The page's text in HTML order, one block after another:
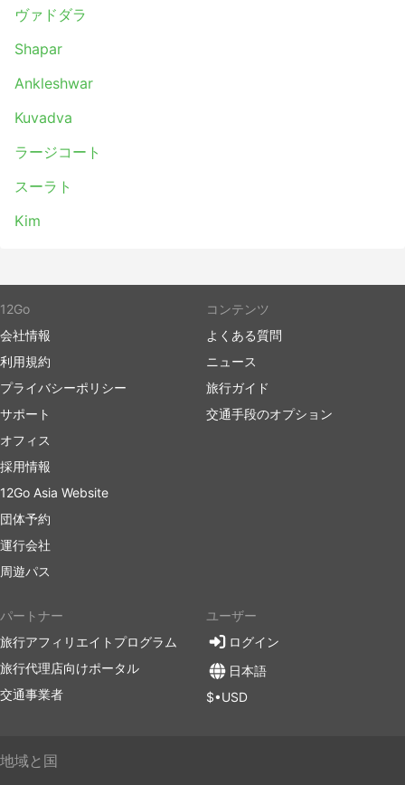
ヴァドダラ
Shapar
Ankleshwar
Kuvadva
ラージコート
スーラト
Kim
12Go
会社情報
利用規約
プライバシーポリシー
サポート
オフィス
採用情報
12Go Asia Website
団体予約
運行会社
周遊パス
コンテンツ
よくある質問
ニュース
旅行ガイド
交通手段のオプション
パートナー
旅行アフィリエイトプログラム
旅行代理店向けポータル
交通事業者
ユーザー
ログイン
日本語
$•USD
地域と国